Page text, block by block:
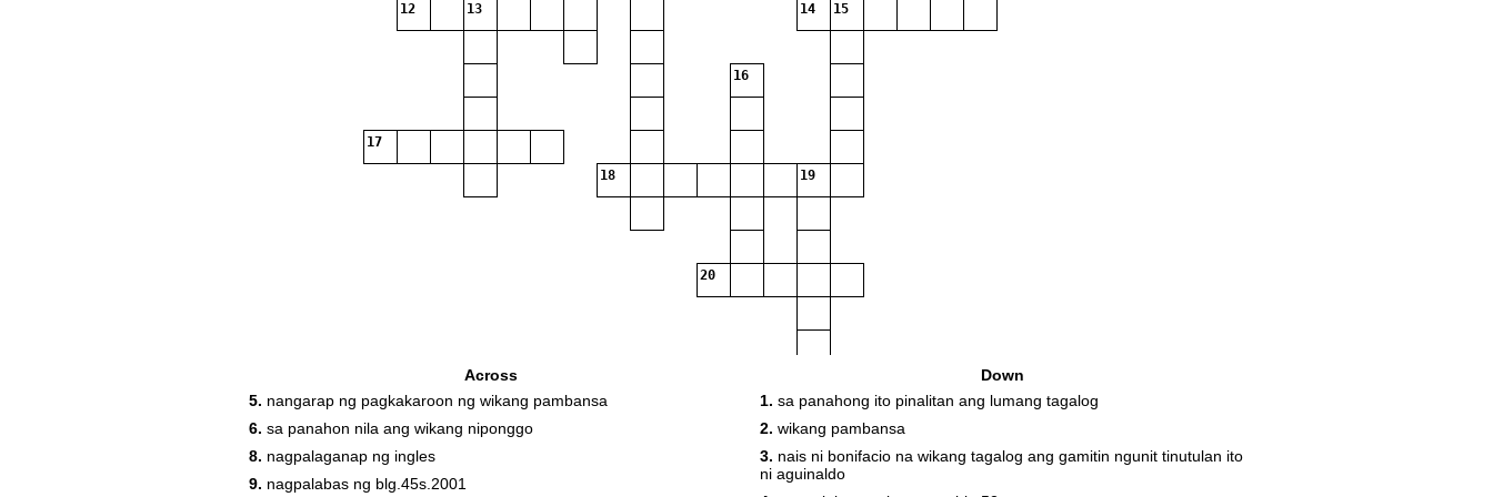
12 13 14 15
16
17
18 19
20
Across
5. nangarap ng pagkakaroon ng wikang pambansa
6. sa panahon nila ang wikang niponggo
8. nagpalaganap ng ingles
9. nagpalabas ng blg.45s.2001
Down
1. sa panahong ito pinalitan ang lumang tagalog
2. wikang pambansa
3. nais ni bonifacio na wikang tagalog ang gamitin ngunit tinutulan ito
ni aguinaldo